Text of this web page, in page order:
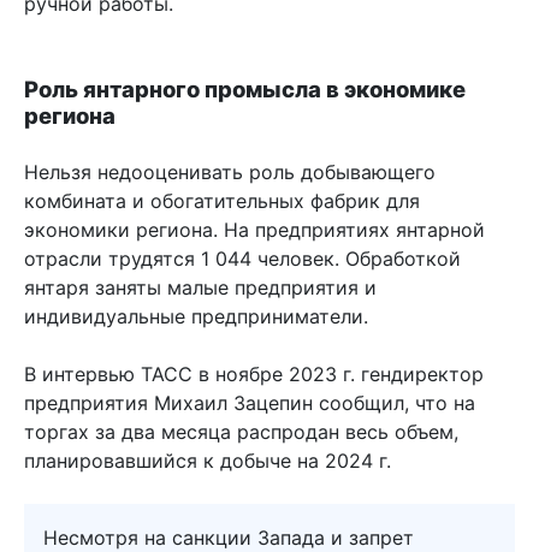
Роль янтарного промысла в экономике
региона
Нельзя недооценивать роль добывающего
комбината и обогатительных фабрик для
экономики региона. На предприятиях янтарной
отрасли трудятся 1 044 человек. Обработкой
янтаря заняты малые предприятия и
индивидуальные предприниматели.
В интервью ТАСС в ноябре 2023 г. гендиректор
предприятия Михаил Зацепин сообщил, что на
торгах за два месяца распродан весь объем,
планировавшийся к добыче на 2024 г.
Несмотря на санкции Запада и запрет